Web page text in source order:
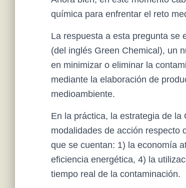
química para enfrentar el reto
La respuesta a esta pregunta se
(del inglés Green Chemical), un
en minimizar o eliminar la
mediante la elaboración de
medioambiente.
En la práctica, la estrategia de
modalidades de acción respecto
que se cuentan: 1) la economía
eficiencia energética, 4) la
tiempo real de la contaminación.